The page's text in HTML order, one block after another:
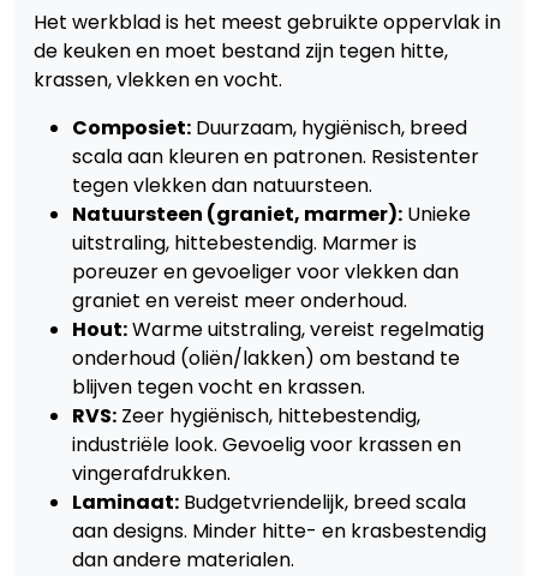
Het werkblad is het meest gebruikte oppervlak in
de keuken en moet bestand zijn tegen hitte,
krassen, vlekken en vocht.
Composiet: Duurzaam, hygiënisch, breed
scala aan kleuren en patronen. Resistenter
tegen vlekken dan natuursteen.
Natuursteen (graniet, marmer): Unieke
uitstraling, hittebestendig. Marmer is
poreuzer en gevoeliger voor vlekken dan
graniet en vereist meer onderhoud.
Hout:Warme uitstraling, vereist regelmatig
onderhoud (oliën/lakken) om bestand te
blijven tegen vocht en krassen.
RVS: Zeer hygiënisch, hittebestendig,
industriële look. Gevoelig voor krassen en
vingerafdrukken.
Laminaat: Budgetvriendelijk, breed scala
aan designs. Minder hitte- en krasbestendig
dan andere materialen.